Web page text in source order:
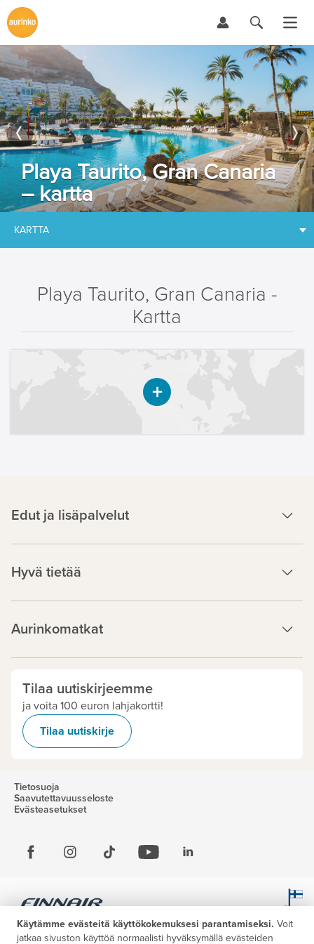
Playa Taurito, Gran Canaria
– kartta
KARTTA
Playa Taurito, Gran Canaria -
Kartta
Edut ja lisäpalvelut
Hyvä tietää
Aurinkomatkat
Tilaa uutiskirjeemme
ja voita 100 euron lahjakortti!
Tilaa uutiskirje
Tietosuoja
Saavutettavuusseloste
Evästeasetukset
Käytämme evästeitä käyttökokemuksesi parantamiseksi. Voit
jatkaa sivuston käyttöä normaalisti hyväksymällä evästeiden